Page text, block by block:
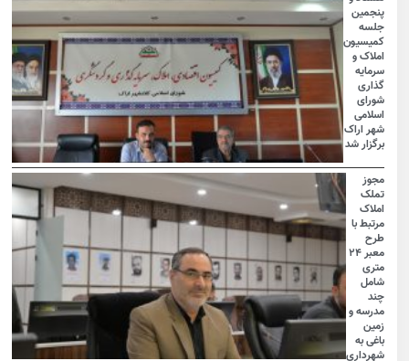
پنجمین
جلسه
کمیسیون
املاک و
سرمایه
گذاری
شورای
اسلامی
شهر اراک
برگزار شد
مجوز
تملک
املاک
مرتبط با
طرح
معبر ۲۴
متری
شامل
چند
مدرسه و
زمین
باغی به
شهرداری